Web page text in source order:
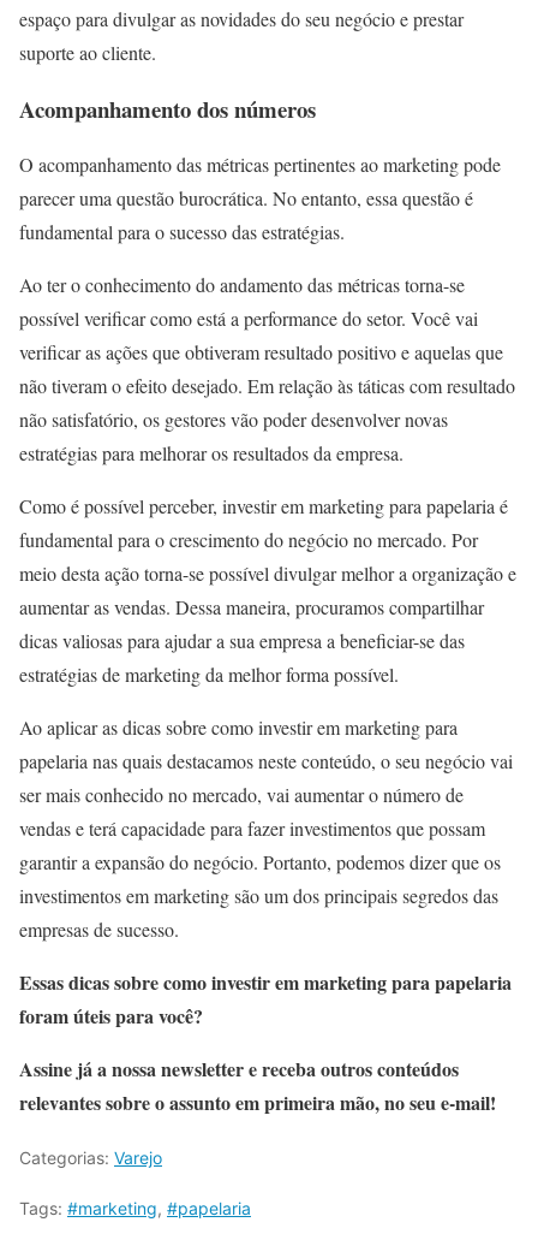
espaço para divulgar as novidades do seu negócio e prestar
suporte ao cliente.
Acompanhamento dos números
O acompanhamento das métricas pertinentes ao marketing pode
parecer uma questão burocrática. No entanto, essa questão é
fundamental para o sucesso das estratégias.
Ao ter o conhecimento do andamento das métricas torna-se
possível verificar como está a performance do setor. Você vai
verificar as ações que obtiveram resultado positivo e aquelas que
não tiveram o efeito desejado. Em relação às táticas com resultado
não satisfatório, os gestores vão poder desenvolver novas
estratégias para melhorar os resultados da empresa.
Como é possível perceber, investir em marketing para papelaria é
fundamental para o crescimento do negócio no mercado. Por
meio desta ação torna-se possível divulgar melhor a organização e
aumentar as vendas. Dessa maneira, procuramos compartilhar
dicas valiosas para ajudar a sua empresa a beneficiar-se das
estratégias de marketing da melhor forma possível.
Ao aplicar as dicas sobre como investir em marketing para
papelaria nas quais destacamos neste conteúdo, o seu negócio vai
ser mais conhecido no mercado, vai aumentar o número de
vendas e terá capacidade para fazer investimentos que possam
garantir a expansão do negócio. Portanto, podemos dizer que os
investimentos em marketing são um dos principais segredos das
empresas de sucesso.
Essas dicas sobre como investir em marketing para papelaria
foram úteis para você?
Assine já a nossa newsletter e receba outros conteúdos
relevantes sobre o assunto em primeira mão, no seu e-mail!
Categorias: Varejo
Tags: #marketing, #papelaria